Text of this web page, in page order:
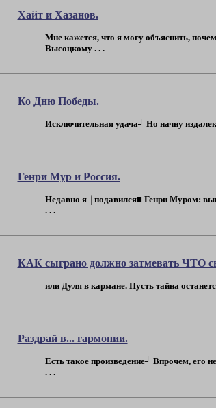
Хайт и Хазанов.
Мне кажется, что я могу объяснить,
Высоцкому . . .
Ко Дню Победы.
Исключительная удача┘ Но начну
Генри Мур и Россия.
Недавно я ⌠подавился■ Генри Муром:
. . .
КАК сыграно должно затмевать ЧТО
или Дуля в кармане. Пусть тайна
Раздрай в... гармонии.
Есть такое произведение┘ Впрочем, его
. . .